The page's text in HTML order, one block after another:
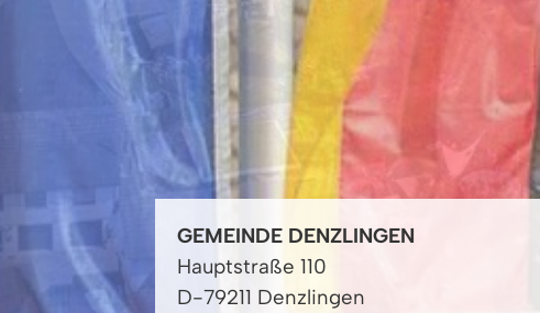
GEMEINDE DENZLINGEN
Hauptstraße 110
D-79211 Denzlingen